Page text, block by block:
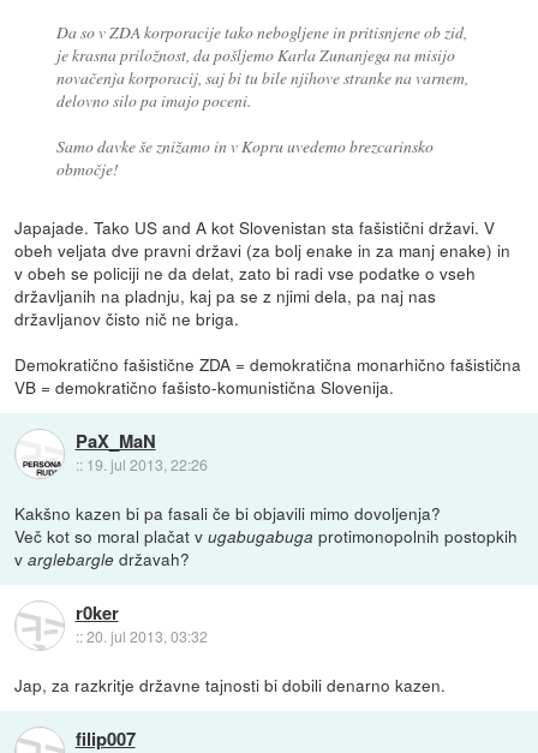
Da so v ZDA korporacije tako nebogljene in pritisnjene ob zid,
je krasna priložnost, da pošljemo Karla Zunanjega na misijo
novačenja korporacij, saj bi tu bile njihove stranke na varnem,
delovno silo pa imajo poceni.
Samo davke še znižamo in v Kopru uvedemo brezcarinsko
območje!
Japajade. Tako US and A kot Slovenistan sta fašistični državi. V
obeh veljata dve pravni državi (za bolj enake in za manj enake) in
v obeh se policiji ne da delat, zato bi radi vse podatke o vseh
državljanih na pladnju, kaj pa se z njimi dela, pa naj nas
državljanov čisto nič ne briga.
Demokratično fašistične ZDA = demokratična monarhično fašistična
VB = demokratično fašisto-komunistična Slovenija.
PaX_MaN
:: 19. jul 2013, 22:26
Kakšno kazen bi pa fasali če bi objavili mimo dovoljenja?
Več kot so moral plačat vugabugabuga protimonopolnih postopkih
varglebargle državah?
r0ker
::20. jul 2013, 03:32
Jap, za razkritje državne tajnosti bi dobili denarno kazen.
filip007